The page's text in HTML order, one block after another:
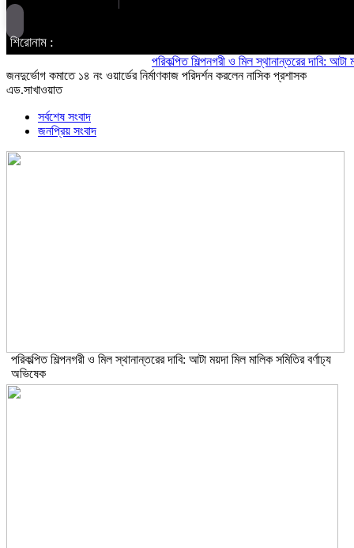
শিরোনাম :
পরিকল্পিত শিল্পনগরী ও মিল স্থানান্তরের দাবি: আটা ময়দা
জনদুর্ভোগ কমাতে ১৪ নং ওয়ার্ডের নির্মাণকাজ পরিদর্শন করলেন নাসিক প্রশাসক
এড.সাখাওয়াত
সর্বশেষ সংবাদ
জনপ্রিয় সংবাদ
পরিকল্পিত শিল্পনগরী ও মিল স্থানান্তরের দাবি: আটা ময়দা মিল মালিক সমিতির বর্ণাঢ্য
অভিষেক